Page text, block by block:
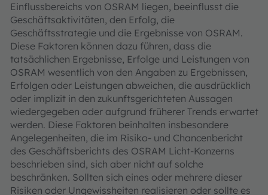
Einflussbereichs von OSRAM liegen, beeinflusst die
Geschäftsaktivitäten, den Erfolg, die
Geschäftsstrategie und die Ergebnisse von OSRAM.
Diese Faktoren können dazu führen, dass die
tatsächlichen Ergebnisse, Erfolge und Leistungen von
OSRAM wesentlich von den Angaben zu Ergebnissen,
Erfolgen oder Leistungen abweichen, die ausdrücklich
oder implizit in den zukunftsgerichteten Aussagen
wiedergegeben oder aufgrund früherer Trends erwartet
werden. Diese Faktoren beinhalten insbesondere
Angelegenheiten, die im Risiko- und Chancenbericht
des Geschäftsberichts des OSRAM Licht-Konzerns
beschrieben sind, sich aber nicht auf solche
beschränken. Sollten sich eines oder mehrere dieser
Risiken oder Ungewissheiten realisieren oder sollte es